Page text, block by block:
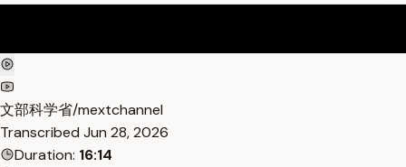
文部科学省/mextchannel
Transcribed Jun 28, 2026
Duration: 16:14